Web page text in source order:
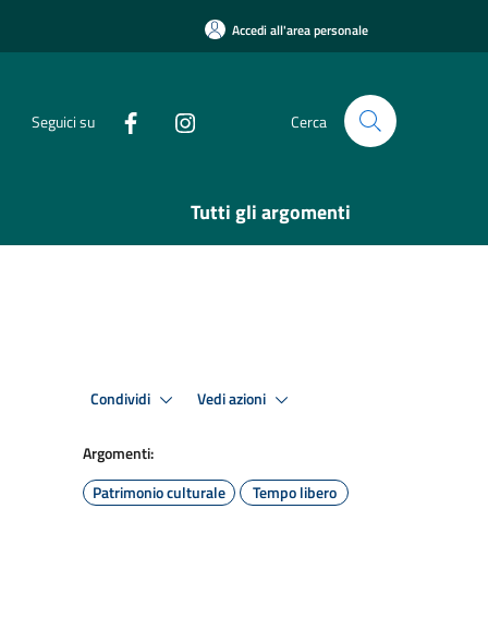
Accedi all'area personale
Seguici su Cerca
Tutti gli argomenti
Condividi Vedi azioni
Argomenti:
Patrimonio culturale
Tempo libero